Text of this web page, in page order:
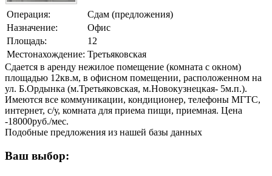
Операция:
Сдам (предложения)
Назначение:
Офис
Площадь:
12
Местонахождение: Третьяковская
Сдается в аренду нежилое помещение (комната с окном)
площадью 12кв.м, в офисном помещении, расположенном на
ул. Б.Ордынка (м.Третьяковская, м.Новокузнецкая- 5м.п.).
Имеются все коммуникации, кондиционер, телефоны МГТС,
интернет, с/у, комната для приема пищи, приемная. Цена
-18000руб./мес.
Подобные предложения из нашей базы данных
Ваш выбор: